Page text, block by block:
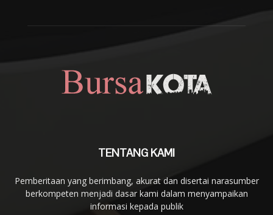
TENTANG KAMI
Pemberitaan yang berimbang, akurat dan disertai narasumber
berkompeten menjadi dasar kami dalam menyampaikan
informasi kepada publik